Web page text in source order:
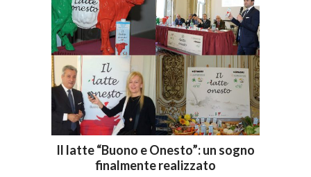
Il latte “Buono e Onesto”: un sogno
finalmente realizzato